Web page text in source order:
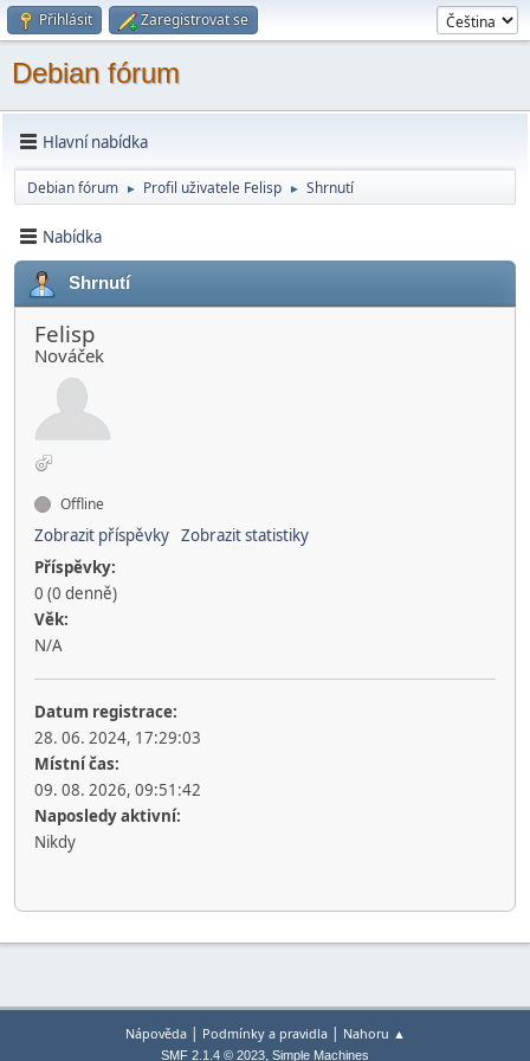
Přihlásit Zaregistrovat se
Debian fórum
Hlavní nabídka
Debian fórum ► Profil uživatele Felisp ► Shrnutí
Nabídka
Shrnutí
Felisp
Nováček
Offline
Zobrazit příspěvky Zobrazit statistiky
Příspěvky:
0 (0 denně)
Věk:
N/A
Datum registrace:
28. 06. 2024, 17:29:03
Místní čas:
09. 08. 2026, 09:51:42
Naposledy aktivní:
Nikdy
Nápověda| Podmínky a pravidla| Nahoru ▲
SMF 2.1.4 © 2023, Simple Machines